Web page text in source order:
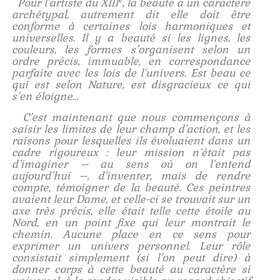
archétypal, autrement dit elle doit être
conforme à certaines lois harmoniques et
universelles. Il y a beauté si les lignes, les
couleurs, les formes s’organisent selon un
ordre précis, immuable, en correspondance
parfaite avec les lois de l’univers. Est beau ce
qui est selon Nature, est disgracieux ce qui
s’en éloigne…
C’est maintenant que nous commençons à
saisir les limites de leur champ d’action, et les
raisons pour lesquelles ils évoluaient dans un
cadre rigoureux : leur mission n’était pas
d’imaginer – au sens où on l’entend
aujourd’hui –, d’inventer, mais de rendre
compte, témoigner de la beauté. Ces peintres
avaient leur Dame, et celle-ci se trouvait sur un
axe très précis, elle était telle cette étoile au
Nord, en un point fixe qui leur montrait le
chemin. Aucune place en ce sens pour
exprimer un univers personnel. Leur rôle
consistait simplement (si l’on peut dire) à
donner corps à cette beauté au caractère si